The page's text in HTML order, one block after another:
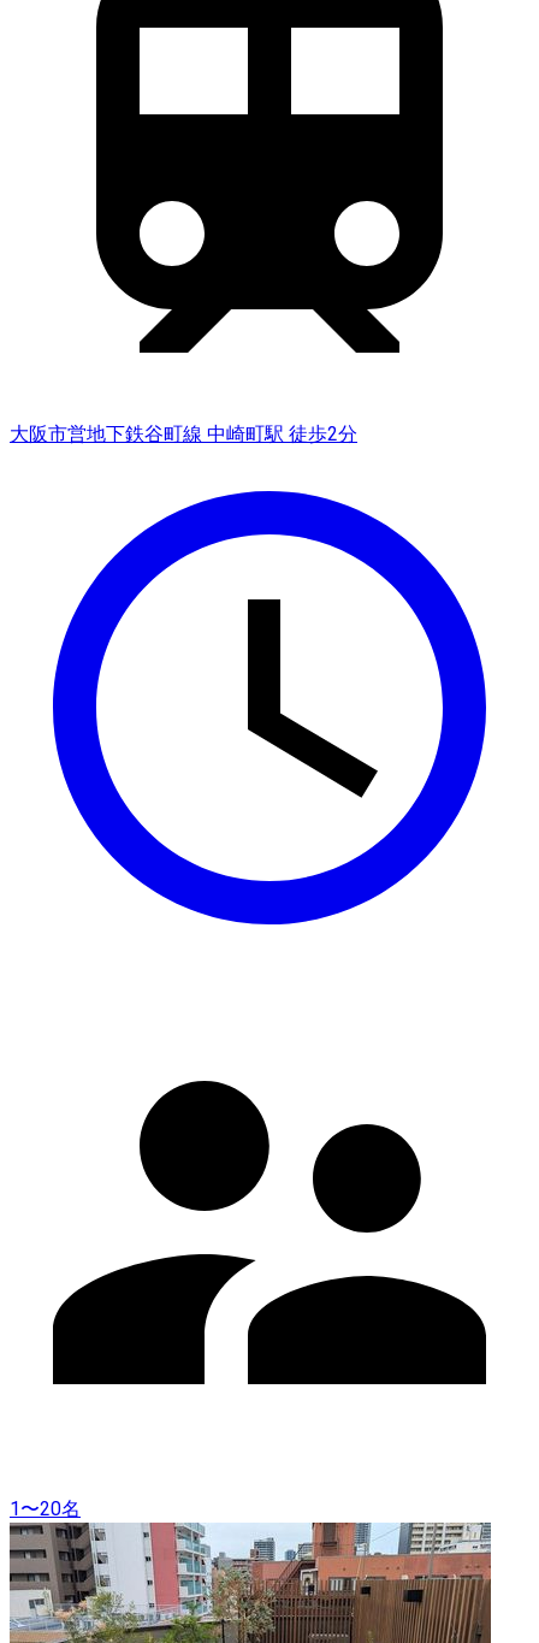
大阪市営地下鉄谷町線 中崎町駅 徒歩2分
1〜20名